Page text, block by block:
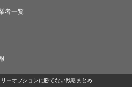
者一覧
ーオプションに勝てない戦略まとめ.